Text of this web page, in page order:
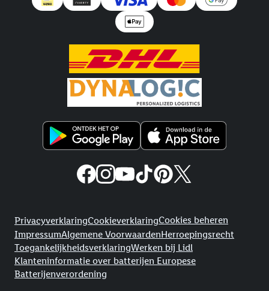
PrivacyverklaringCookieverklaringCookies beheren
ImpressumAlgemene VoorwaardenHerroepingsrecht
ToegankelijkheidsverklaringWerken bij Lidl
Klanteninformatie over batterijen Europese
Batterijenverordening